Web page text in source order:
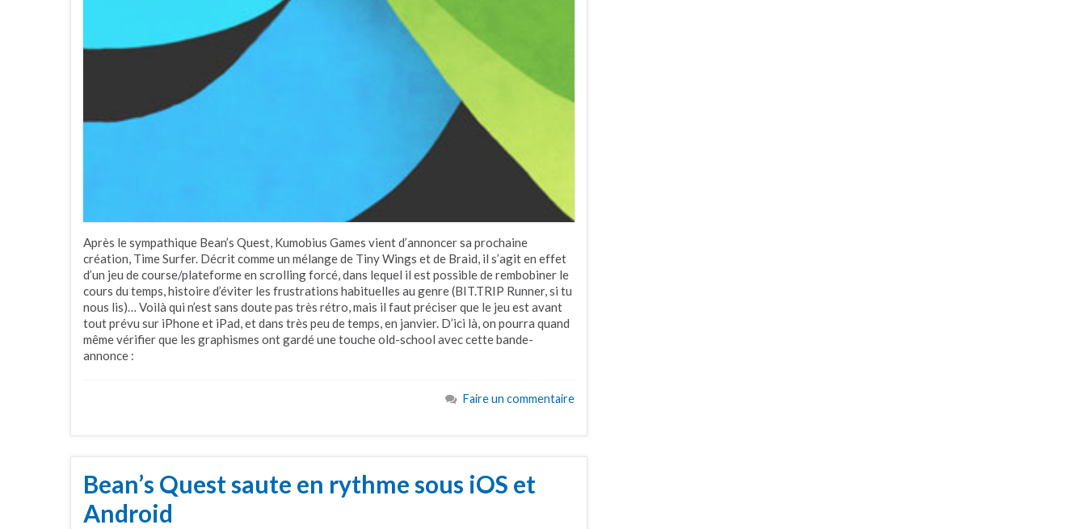
Après le sympathique Bean’s Quest, Kumobius Games vient d’annoncer sa prochaine
création, Time Surfer. Décrit comme un mélange de Tiny Wings et de Braid, il s’agit en effet
d’un jeu de course/plateforme en scrolling forcé, dans lequel il est possible de rembobiner le
cours du temps, histoire d’éviter les frustrations habituelles au genre (BIT.TRIP Runner, si tu
nous lis)… Voilà qui n’est sans doute pas très rétro, mais il faut préciser que le jeu est avant
tout prévu sur iPhone et iPad, et dans très peu de temps, en janvier. D’ici là, on pourra quand
même vérifier que les graphismes ont gardé une touche old-school avec cette bande-
annonce :
Faire un commentaire
Bean’s Quest saute en rythme sous iOS et
Android